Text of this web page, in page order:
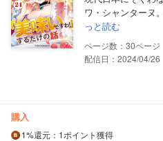
ワ・シャンターヌ
っと読む
30
配信日：2024/04/26
購入
1%還元 ：1ポイント獲得